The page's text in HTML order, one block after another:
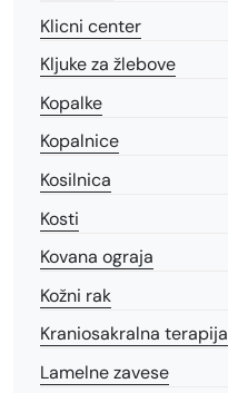
Klicni center
Kljuke za žlebove
Kopalke
Kopalnice
Kosilnica
Kosti
Kovana ograja
Kožni rak
Kraniosakralna terapija
Lamelne zavese